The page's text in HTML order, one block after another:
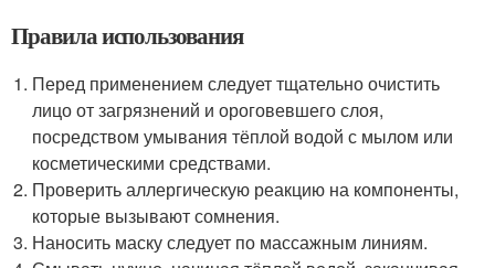
Правила использования
Перед применением следует тщательно очистить
лицо от загрязнений и ороговевшего слоя,
посредством умывания тёплой водой с мылом или
косметическими средствами.
Проверить аллергическую реакцию на компоненты,
которые вызывают сомнения.
Наносить маску следует по массажным линиям.